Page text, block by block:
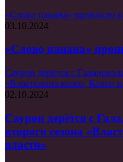
«Слово пацана» проникло
03.10.2024
«Слово пацана»
Саурон дерётся с
«Властелина колец. Колец
02.10.2024
Саурон дерётся с
второго сезона
власти»